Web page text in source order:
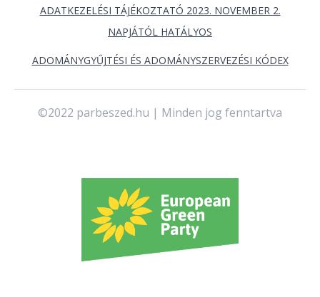
ADATKEZELÉSI TÁJÉKOZTATÓ 2023. NOVEMBER 2.
NAPJÁTÓL HATÁLYOS
ADOMÁNYGYŰJTÉSI ÉS ADOMÁNYSZERVEZÉSI KÓDEX
©2022 parbeszed.hu | Minden jog fenntartva